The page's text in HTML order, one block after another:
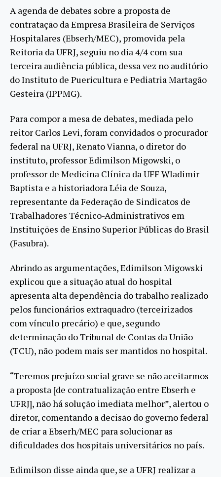
A agenda de debates sobre a proposta de
contratação da Empresa Brasileira de Serviços
Hospitalares (Ebserh/MEC), promovida pela
Reitoria da UFRJ, seguiu no dia 4/4 com sua
terceira audiência pública, dessa vez no auditório
do Instituto de Puericultura e Pediatria Martagão
Gesteira (IPPMG).
Para compor a mesa de debates, mediada pelo
reitor Carlos Levi, foram convidados o procurador
federal na UFRJ, Renato Vianna, o diretor do
instituto, professor Edimilson Migowski, o
professor de Medicina Clínica da UFF Wladimir
Baptista e a historiadora Léia de Souza,
representante da Federação de Sindicatos de
Trabalhadores Técnico-Administrativos em
Instituições de Ensino Superior Públicas do Brasil
(Fasubra).
Abrindo as argumentações, Edimilson Migowski
explicou que a situação atual do hospital
apresenta alta dependência do trabalho realizado
pelos funcionários extraquadro (terceirizados
com vínculo precário) e que, segundo
determinação do Tribunal de Contas da União
(TCU), não podem mais ser mantidos no hospital.
“Teremos prejuízo social grave se não aceitarmos
a proposta [de contratualização entre Ebserh e
UFRJ], não há solução imediata melhor”, alertou o
diretor, comentando a decisão do governo federal
de criar a Ebserh/MEC para solucionar as
dificuldades dos hospitais universitários no país.
Edimilson disse ainda que, se a UFRJ realizar a